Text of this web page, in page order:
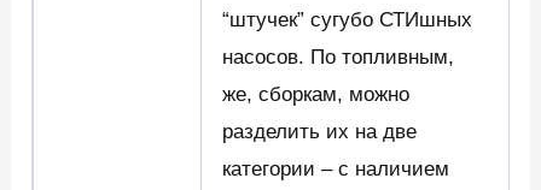
“штучек” сугубо СТИшных
насосов. По топливным,
же, сборкам, можно
разделить их на две
категории – с наличием